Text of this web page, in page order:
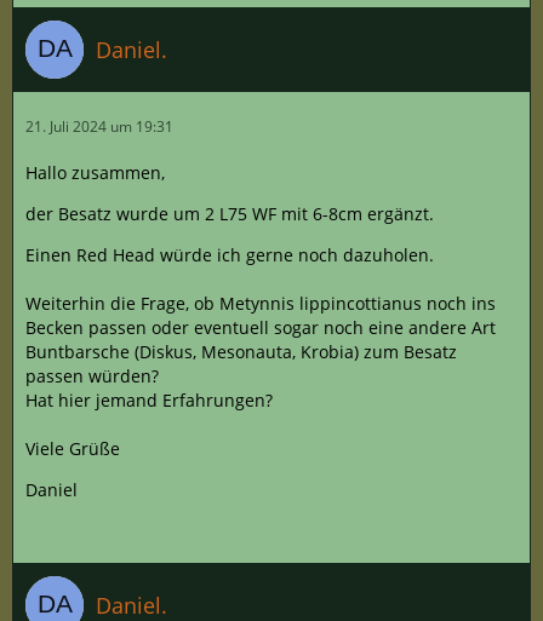
Daniel.
21. Juli 2024 um 19:31
Hallo zusammen,
der Besatz wurde um 2 L75 WF mit 6-8cm ergänzt.
Einen Red Head würde ich gerne noch dazuholen.
Weiterhin die Frage, ob Metynnis lippincottianus noch ins
Becken passen oder eventuell sogar noch eine andere Art
Buntbarsche (Diskus, Mesonauta, Krobia) zum Besatz
passen würden?
Hat hier jemand Erfahrungen?
Viele Grüße
Daniel
Daniel.